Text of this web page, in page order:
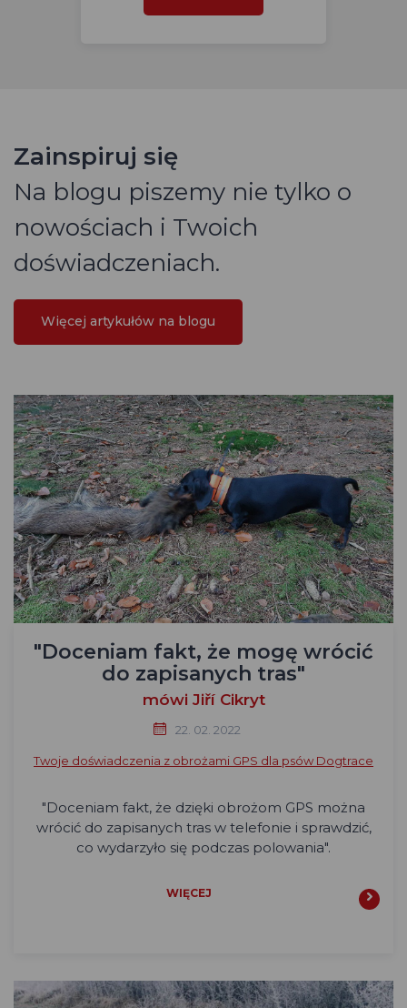
Zainspiruj się
Na blogu piszemy nie tylko o
nowościach i Twoich
doświadczeniach.
Więcej artykułów na blogu
"Doceniam fakt, że mogę wrócić
do zapisanych tras"
mówi Jiří Cikryt
22. 02. 2022
Twoje doświadczenia z obrożami GPS dla psów Dogtrace
"Doceniam fakt, że dzięki obrożom GPS można
wrócić do zapisanych tras w telefonie i sprawdzić,
co wydarzyło się podczas polowania".
WIĘCEJ